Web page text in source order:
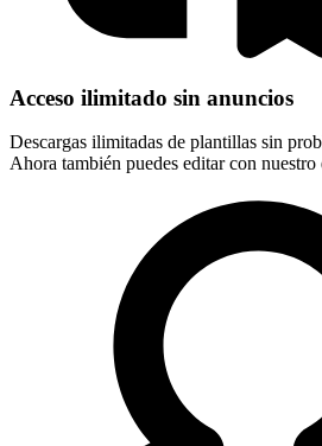
Acceso ilimitado sin anuncios
Descargas ilimitadas de plantillas sin
Ahora también puedes editar con